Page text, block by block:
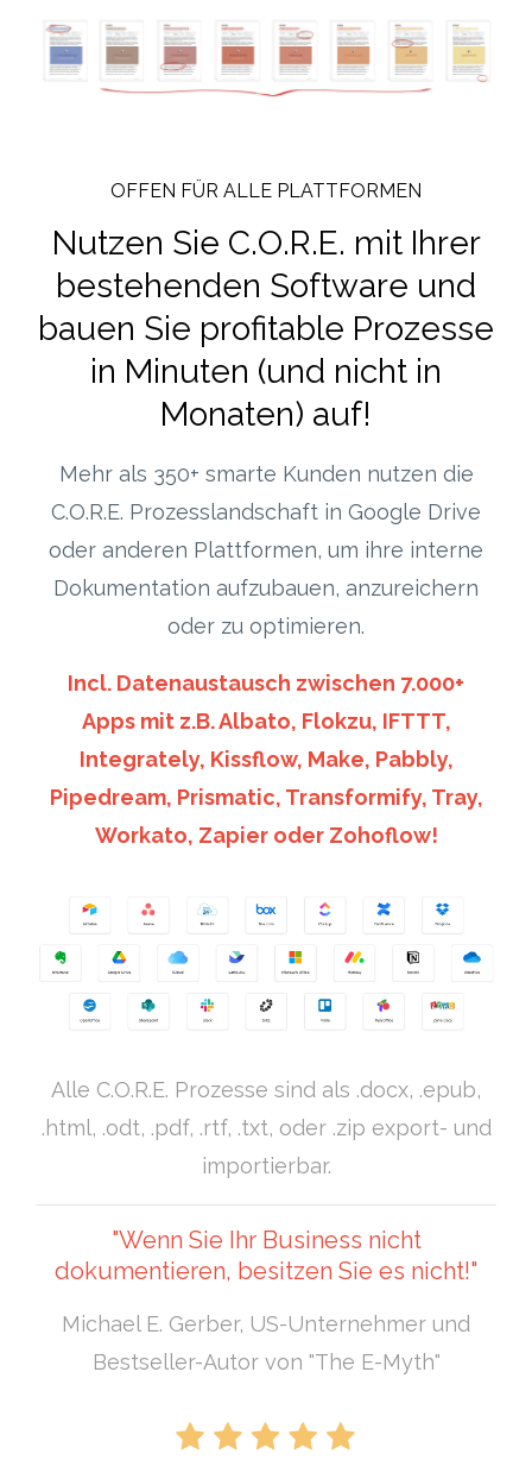
OFFEN FÜR ALLE PLATTFORMEN
Nutzen Sie C.O.R.E. mit Ihrer
bestehenden Software und
bauen Sie profitable Prozesse
in Minuten (und nicht in
Monaten) auf!
Mehr als 350+ smarte Kunden nutzen die
C.O.R.E. Prozesslandschaft in Google Drive
oder anderen Plattformen, um ihre interne
Dokumentation aufzubauen, anzureichern
oder zu optimieren.
Incl. Datenaustausch zwischen 7.000+
Apps mit z.B. Albato, Flokzu, IFTTT,
Integrately, Kissflow, Make, Pabbly,
Pipedream, Prismatic, Transformify, Tray,
Workato, Zapier oder Zohoflow!
Alle C.O.R.E. Prozesse sind als .docx, .epub,
.html, .odt, .pdf, .rtf, .txt, oder .zip export- und
importierbar.
"Wenn Sie Ihr Business nicht
dokumentieren, besitzen Sie es nicht!"
Michael E. Gerber, US-Unternehmer und
Bestseller-Autor von "The E-Myth"